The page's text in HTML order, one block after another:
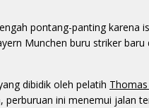
pontang-panting karena
Munchen buru striker
dibidik oleh pelatih
ini menemui jalan